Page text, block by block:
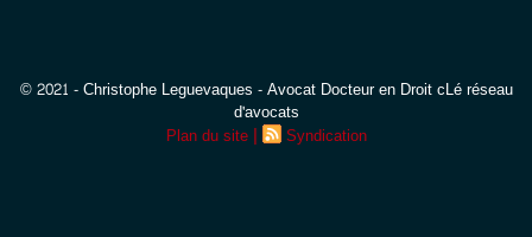
© 2021 - Christophe Leguevaques - Avocat Docteur en Droit cLé réseau
d'avocats
Plan du site | Syndication